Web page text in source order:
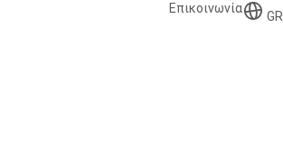
Επικοινωνία
GR